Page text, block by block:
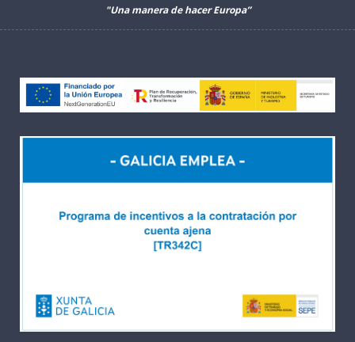
"Una manera de hacer Europa”